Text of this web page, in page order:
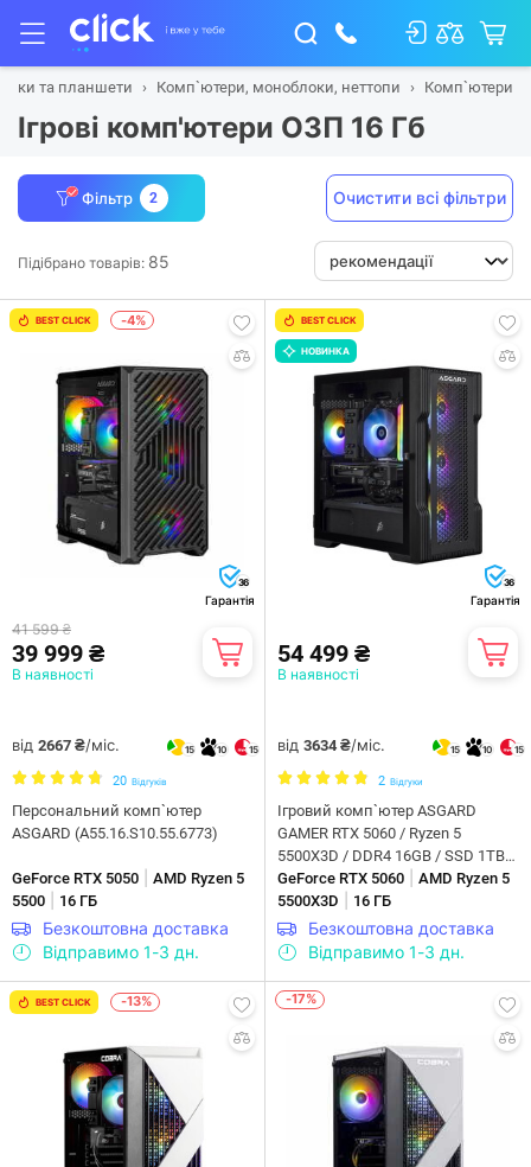
та планшети Комп`ютери, моноблоки, неттопи Комп`ютери
Ігрові комп'ютери ОЗП 16 Гб
Фільтр 2 Очистити всі фільтри
Підібрано товарів: 85
BEST CLICK -4%
36
Гарантія
41 599 ₴
39 999 ₴
В наявності
від 2667 ₴/міс. 15 10 15
20 Відгуків
Персональний комп`ютер
ASGARD (A55.16.S10.55.6773)
GeForce RTX 5050
AMD Ryzen 5
5500
16 ГБ
Безкоштовна доставка
Відправимо 1-3 дн.
BEST CLICK
НОВИНКА
36
Гарантія
54 499 ₴
В наявності
від 3634 ₴/міс. 15 10 15
2 Відгуки
Ігровий комп`ютер ASGARD
GAMER RTX 5060 / Ryzen 5
5500X3D / DDR4 16GB / SSD 1TB
(ASG-G-5060-7524)
GeForce RTX 5060
AMD Ryzen 5
5500X3D
16 ГБ
Безкоштовна доставка
Відправимо 1-3 дн.
BEST CLICK -13% -17%